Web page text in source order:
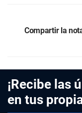
Compartir la
¡Recibe las
en tus